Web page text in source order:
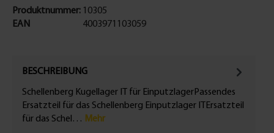
Produktnummer:
EAN
10305
4003971103059
BESCHREIBUNG
Schellenberg Kugellager IT für EinputzlagerPassendes
Ersatzteil für das Schellenberg Einputzlager ITErsatzteil
für das Schel… Mehr